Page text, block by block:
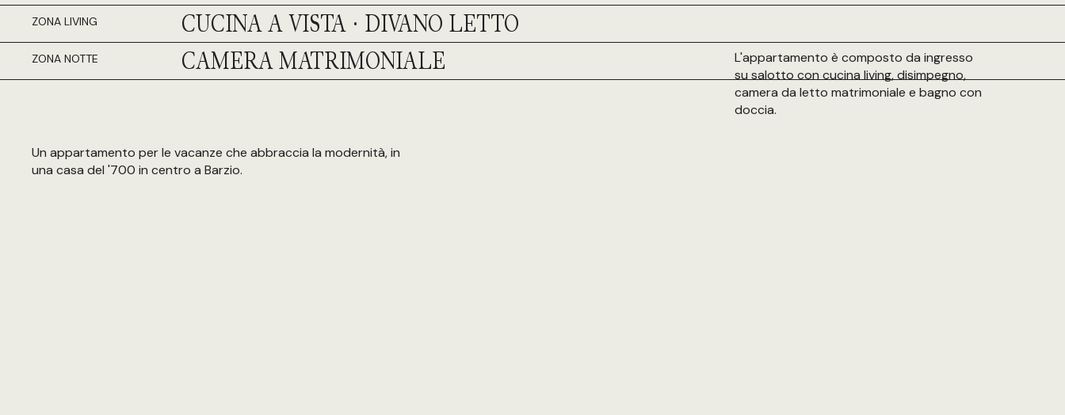
ZONA LIVING CUCINA A VISTA · DIVANO LETTO
ZONA NOTTE CAMERA MATRIMONIALE
Un appartamento per le vacanze che abbraccia la modernità, in
una casa del '700 in centro a Barzio.
L'appartamento è composto da ingresso
su salotto con cucina living, disimpegno,
camera da letto matrimoniale e bagno con
doccia.